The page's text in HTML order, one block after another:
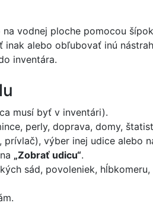
vodnej ploche pomocou šípok
alebo obľubovať inú
inventára.
musí byť v inventári).
perly, doprava, domy,
výber inej udice alebo
„Zobrať udicu“.
sád, povoleniek,